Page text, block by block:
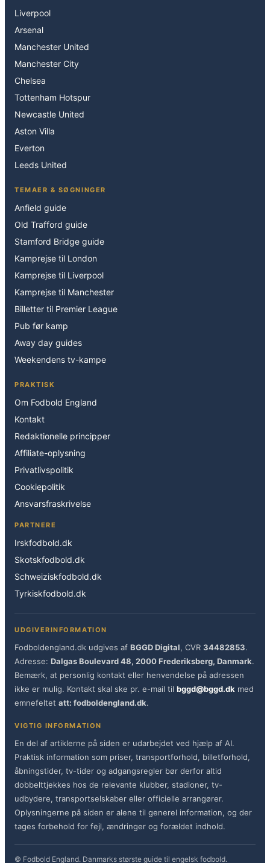
Liverpool
Arsenal
Manchester United
Manchester City
Chelsea
Tottenham Hotspur
Newcastle United
Aston Villa
Everton
Leeds United
TEMAER & SØGNINGER
Anfield guide
Old Trafford guide
Stamford Bridge guide
Kamprejse til London
Kamprejse til Liverpool
Kamprejse til Manchester
Billetter til Premier League
Pub før kamp
Away day guides
Weekendens tv-kampe
PRAKTISK
Om Fodbold England
Kontakt
Redaktionelle principper
Affiliate-oplysning
Privatlivspolitik
Cookiepolitik
Ansvarsfraskrivelse
PARTNERE
Irskfodbold.dk
Skotskfodbold.dk
Schweiziskfodbold.dk
Tyrkiskfodbold.dk
UDGIVERINFORMATION
Fodboldengland.dk udgives af BGGD Digital, CVR 34482853.
Adresse: Dalgas Boulevard 48, 2000 Frederiksberg, Danmark.
Bemærk, at personlig kontakt eller henvendelse på adressen
ikke er mulig. Kontakt skal ske pr. e-mail til bggd@bggd.dk med
emnefeltet att: fodboldengland.dk.
VIGTIG INFORMATION
En del af artiklerne på siden er udarbejdet ved hjælp af AI.
Praktisk information som priser, transportforhold, billetforhold,
åbningstider, tv-tider og adgangsregler bør derfor altid
dobbelttjekkes hos de relevante klubber, stadioner, tv-
udbydere, transportselskaber eller officielle arrangører.
Oplysningerne på siden er alene til generel information, og der
tages forbehold for fejl, ændringer og forældet indhold.
© Fodbold England. Danmarks største guide til engelsk fodbold.